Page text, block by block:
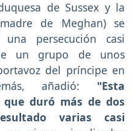
de Sussex y la
de Meghan) se
persecución casi
un grupo de unos
del príncipe en
añadió: "Esta
que duró más de dos
varias casi